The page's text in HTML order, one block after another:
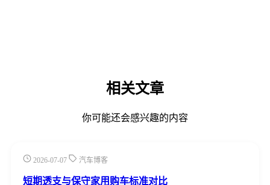
相关文章
你可能还会感兴趣的内容
2026-07-07 汽车博客
短期透支与保守家用购车标准对比